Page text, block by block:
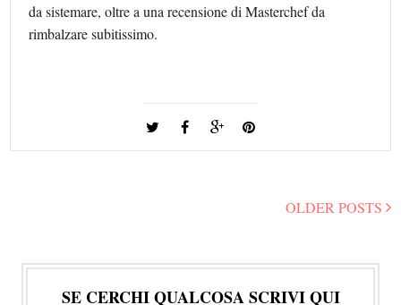
da sistemare, oltre a una recensione di Masterchef da
rimbalzare subitissimo.
OLDER POSTS
SE CERCHI QUALCOSA SCRIVI QUI